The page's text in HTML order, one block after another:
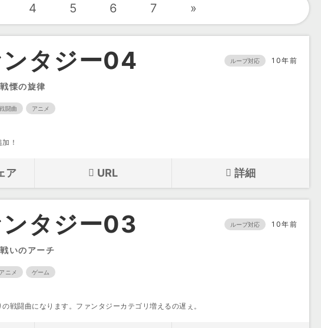
4 5 6 7 »
ンタジー04 ループ対応 10年前
慄の旋律
闘曲 アニメ
！
ア URL 詳細
タジー03 ループ対応 10年前
いのアーチ
アニメ ゲーム
戦闘曲になります。ファンタジーカテゴリ増えるの遅ぇ。